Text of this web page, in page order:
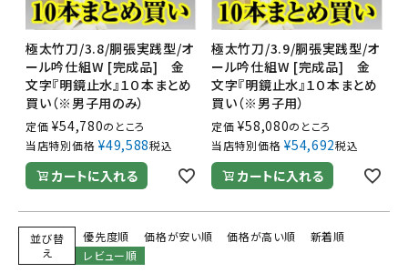
極太竹刀/3.8/胴張実践型/オ
ール吟仕組W [完成品] 金
文字『明鏡止水』１０本まとめ
買い（※男子用のみ）
定価 ¥54,780のところ
当店特別価格 ¥49,588税込
カートに入れる
極太竹刀/3.9/胴張実践型/オ
ール吟仕組W [完成品] 金
文字『明鏡止水』１０本まとめ
買い（※男子用）
定価 ¥58,080のところ
当店特別価格 ¥54,692税込
カートに入れる
並び替
え
優先度順 価格が安い順 価格が高い順
新着順
レビュー順